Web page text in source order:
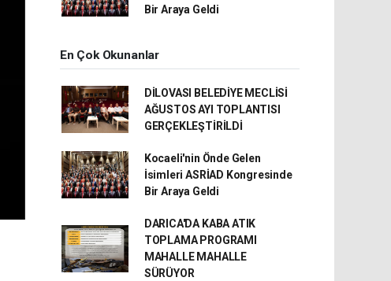
Bir Araya Geldi
En Çok Okunanlar
DİLOVASI BELEDİYE MECLİSİ
AĞUSTOS AYI TOPLANTISI
GERÇEKLEŞTİRİLDİ
Kocaeli'nin Önde Gelen
İsimleri ASRİAD Kongresinde
Bir Araya Geldi
DARICA'DA KABA ATIK
TOPLAMA PROGRAMI
MAHALLE MAHALLE
SÜRÜYOR